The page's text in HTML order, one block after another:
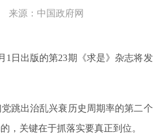
来源： 中国政府网
出版的第23期《求是》杂志将
出治乱兴衰历史周期率的第二个
，关键在于抓落实要真正到位。